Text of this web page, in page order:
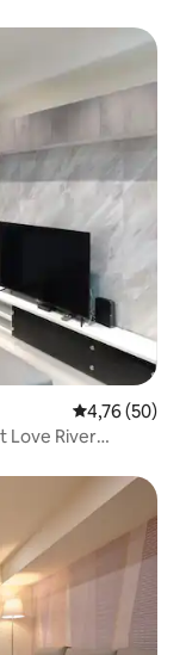
bus 2 x
Évaluation
4,76 (50)
Love River